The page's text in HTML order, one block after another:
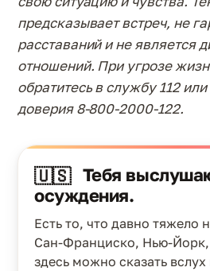
предсказывает встреч, не
расставаний и не является
отношений. При угрозе
обратитесь в службу 112
доверия 8-800-2000-122.
🇺🇸 Тебя
осуждения.
Есть то, что давно тяжело
Сан-Франциско, Нью-
здесь можно сказать